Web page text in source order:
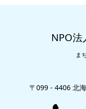
NPO
ま
〒099 - 4406 北